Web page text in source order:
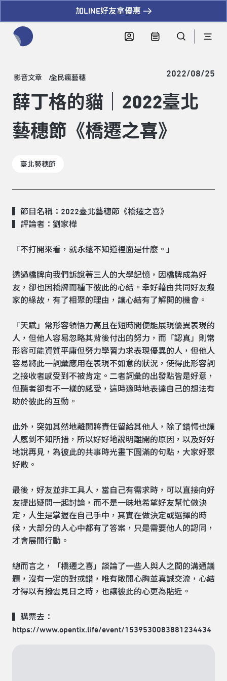
加LINE好友拿優惠
影音文章 全民瘋藝穗 2022/08/25
薛丁格的貓｜2022臺北
藝穗節《橋遷之喜》
臺北藝穗節
▍節目名稱： 2022臺北藝穗節《橋遷之喜》
▍評論者：劉家樺
「不打開來看，就永遠不知道裡面是什麼。」
透過橋牌向我們訴說著三人的大學記憶，因橋牌成為好
友，卻也因橋牌而種下彼此的心結。幸好藉由共同好友搬
家的緣故，有了相聚的理由，讓心結有了解開的機會。
「天賦」常形容領悟力高且在短時間便能展現優異表現的
人，但他人容易忽略其背後付出的努力，而「認真」則常
形容可能資質平庸但努力學習力求表現優異的人，但他人
容易將此一詞彙應用在表現不如意的狀況，使得此形容詞
之接收者感受到不被肯定。二者詞彙的出發點皆是好意，
但聽者卻有不一樣的感受，這時適時地表達自己的想法有
助於彼此的互動。
此外，突如其然地離開將責任留給其他人，除了錯愕也讓
人感到不知所措，所以好好地說明離開的原因，以及好好
地說再見，為彼此的共事時光畫下圓滿的句點，大家好聚
好散。
最後，好友並非工具人，當自己有需求時，可以直接向好
友提出疑問一起討論，而不是一昧地希望好友幫忙做決
定，人生是掌握在自己手中，其實在做決定或選擇的時
候，大部分的人心中都有了答案，只是需要他人的認同，
才會展開行動。
總而言之，「橋遷之喜」談論了一些人與人之間的溝通議
題，沒有一定的對或錯，唯有敞開心胸並真誠交流，心結
才得以有撥雲見日之時，也讓彼此的心更為貼近。
▍購票去：
https://www.opentix.life/event/1539530083881234434